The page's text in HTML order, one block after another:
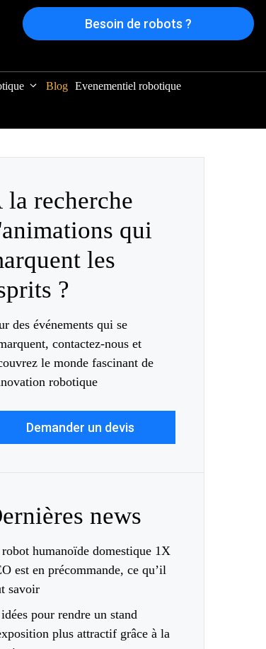
Besoin de robots ?
Blog Evenementiel robotique
la recherche
qui
les
?
des événements qui se
contactez-nous et
le monde fascinant de
robotique
Demander un devis
news
humanoïde domestique 1X
est en précommande, ce qu’il
savoir
pour rendre un stand
plus attractif grâce à la